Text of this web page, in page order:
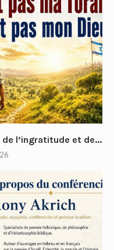
l’ingratitude et de...